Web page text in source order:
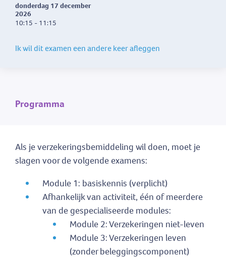
donderdag 17 december
2026
10:15 - 11:15
Ik wil dit examen een andere keer afleggen
Programma
Als je verzekeringsbemiddeling wil doen, moet je
slagen voor de volgende examens:
Module 1: basiskennis (verplicht)
Afhankelijk van activiteit, één of meerdere
van de gespecialiseerde modules:
Module 2: Verzekeringen niet-leven
Module 3: Verzekeringen leven
(zonder beleggingscomponent)